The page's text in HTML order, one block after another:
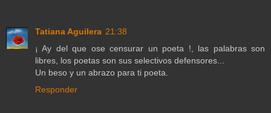
Tatiana Aguilera 21:38
¡ Ay del que ose censurar un poeta !, las palabras son
libres, los poetas son sus selectivos defensores...
Un beso y un abrazo para ti poeta.
Responder